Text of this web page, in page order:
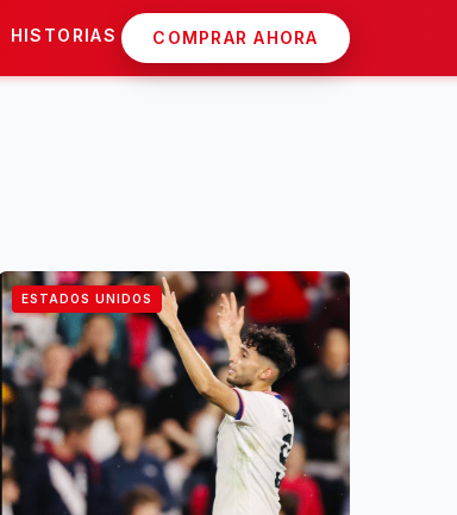
HISTORIAS COMPRAR AHORA
ESTADOS UNIDOS